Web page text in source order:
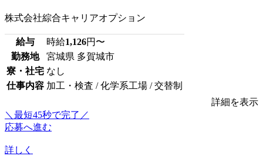
株式会社綜合キャリアオプション
給与 時給1,126円〜
勤務地
宮城県 多賀城市
寮・社宅 なし
仕事内容 加工・検査 / 化学系工場 / 交替制
詳細を表示
＼最短45秒で完了／
応募へ進む
詳しく